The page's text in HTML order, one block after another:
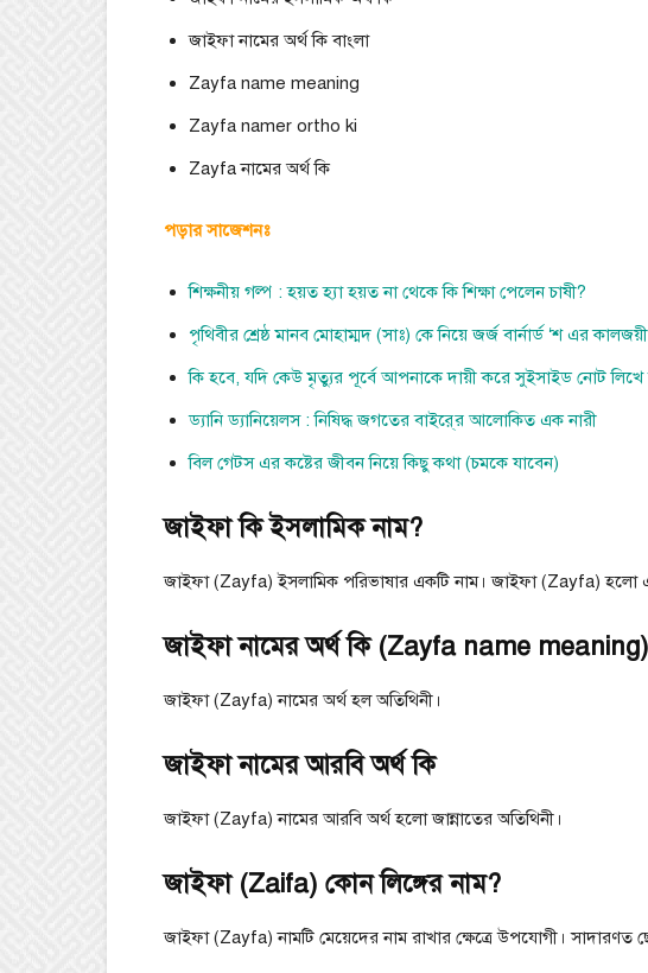
জাইফা নামের অর্থ কি বাংলা
Zayfa name meaning
Zayfa namer ortho ki
Zayfa নামের অর্থ কি
পড়ার সাজেশনঃ
শিক্ষনীয় গল্প : হয়ত হ্যা হয়ত না থেকে কি শিক্ষা পেলেন চাষী?
পৃথিবীর শ্রেষ্ঠ মানব মোহাম্মদ (সাঃ) কে নিয়ে জর্জ বার্নার্ড ‘শ এর
কি হবে, যদি কেউ মৃত্যুর পূর্বে আপনাকে দায়ী করে সুইসাইড নোট লিখে
ড্যানি ড্যানিয়েলস : নিষিদ্ধ জগতের বাইরে্র আলোকিত এক নারী
বিল গেটস এর কষ্টের জীবন নিয়ে কিছু কথা (চমকে যাবেন)
জাইফা কি ইসলামিক নাম?
জাইফা (Zayfa) ইসলামিক পরিভাষার একটি নাম। জাইফা (Zayfa) হলাে
জাইফা নামের অর্থ কি (Zayfa name meaning)
জাইফা (Zayfa) নামের অর্থ হল অতিথিনী।
জাইফা নামের আরবি অর্থ কি
জাইফা (Zayfa) নামের আরবি অর্থ হলো জান্নাতের অতিথিনী।
জাইফা (Zaifa) কোন লিঙ্গের নাম?
জাইফা (Zayfa) নামটি মেয়েদের নাম রাখার ক্ষেত্রে উপযোগী। সাদারণত